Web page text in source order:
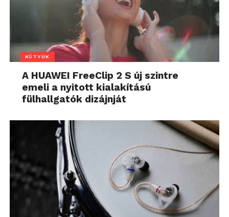
KÜTYÜK
A HUAWEI FreeClip 2 S új szintre
emeli a nyitott kialakítású
fülhallgatók dizájnját